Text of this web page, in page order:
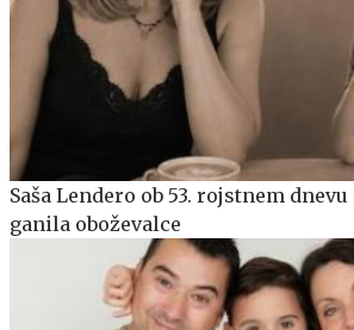
Saša Lendero ob 53. rojstnem
ganila oboževalce